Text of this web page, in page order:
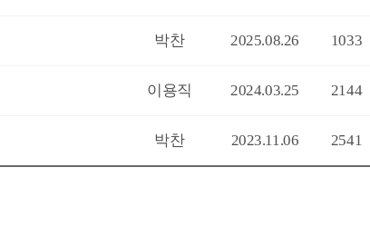
박찬 2025.08.26 1033
이용직 2024.03.25 2144
박찬 2023.11.06 2541